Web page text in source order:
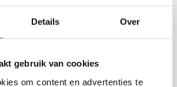
Details Over
gebruik van cookies
om content en advertenties te
voor perfecte
voor maximale controle